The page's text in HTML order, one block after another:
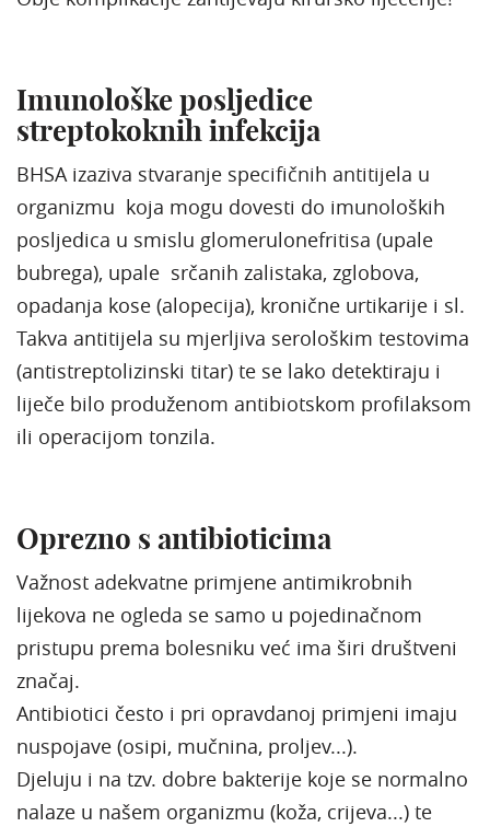
Imunološke posljedice
streptokoknih infekcija
BHSA izaziva stvaranje specifičnih antitijela u
organizmu koja mogu dovesti do imunoloških
posljedica u smislu glomerulonefritisa (upale
bubrega), upale srčanih zalistaka, zglobova,
opadanja kose (alopecija), kronične urtikarije i sl.
Takva antitijela su mjerljiva serološkim testovima
(antistreptolizinski titar) te se lako detektiraju i
liječe bilo produženom antibiotskom profilaksom
ili operacijom tonzila.
Oprezno s antibioticima
Važnost adekvatne primjene antimikrobnih
lijekova ne ogleda se samo u pojedinačnom
pristupu prema bolesniku već ima širi društveni
značaj.
Antibiotici često i pri opravdanoj primjeni imaju
nuspojave (osipi, mučnina, proljev...).
Djeluju i na tzv. dobre bakterije koje se normalno
nalaze u našem organizmu (koža, crijeva...) te